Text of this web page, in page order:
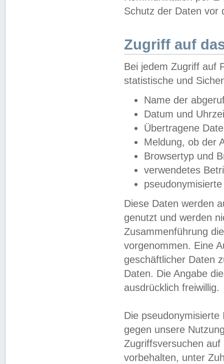
Schutz der Daten vor
Zugriff auf
Bei jedem Zugriff auf
statistische und
Name der
Datum und
Übertragene
Meldung, ob der
Browsertyp und
verwendetes
Diese Daten werden
genutzt und werden
Zusammenführung
vorgenommen. Eine
geschäftlicher Daten
Daten. Die Angabe
ausdrücklich freiwillig.
Die
gegen unsere
Zugriffsversuchen
vorbehalten, unter